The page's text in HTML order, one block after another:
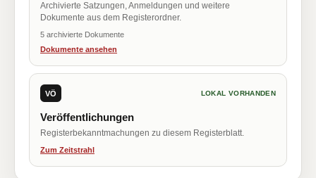
Archivierte Satzungen, Anmeldungen und weitere
Dokumente aus dem Registerordner.
5 archivierte Dokumente
Dokumente ansehen
VÖ LOKAL VORHANDEN
Veröffentlichungen
Registerbekanntmachungen zu diesem Registerblatt.
Zum Zeitstrahl